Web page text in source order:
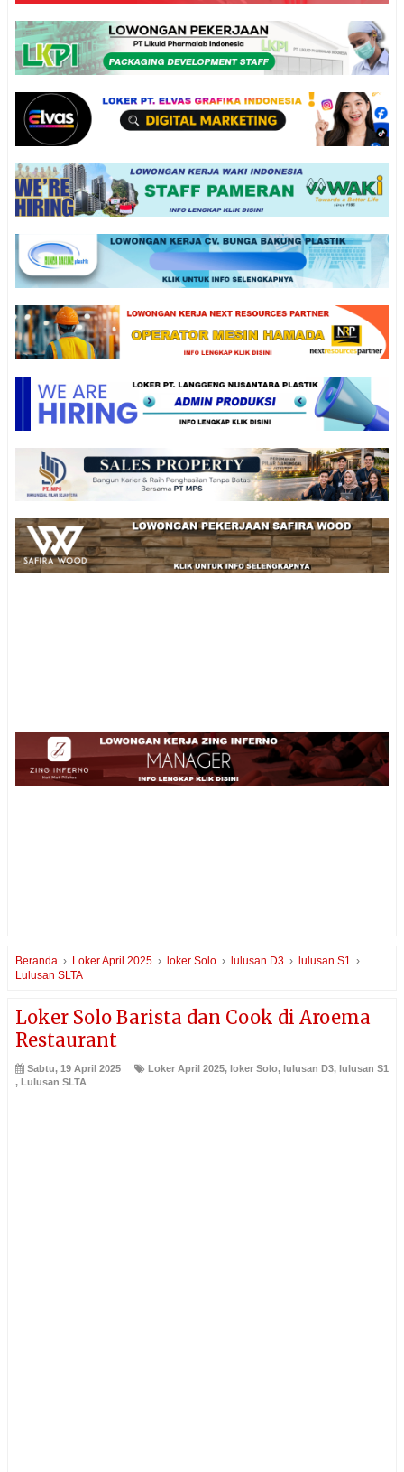
Beranda › Loker April 2025 › loker Solo › lulusan D3 › lulusan S1
›
Lulusan SLTA
Loker Solo Barista dan Cook di Aroema
Restaurant
Sabtu, 19 April 2025 Loker April 2025, loker Solo, lulusan D3, lulusan S1
, Lulusan SLTA